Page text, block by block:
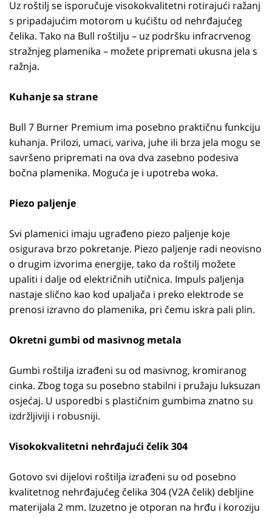
Uz roštilj se isporučuje visokokvalitetni rotirajući ražanj
s pripadajućim motorom u kućištu od nehrđajućeg
čelika. Tako na Bull roštilju – uz podršku infracrvenog
stražnjeg plamenika – možete pripremati ukusna jela s
ražnja.
Kuhanje sa strane
Bull 7 Burner Premium ima posebno praktičnu funkciju
kuhanja. Prilozi, umaci, variva, juhe ili brza jela mogu se
savršeno pripremati na ova dva zasebno podesiva
bočna plamenika. Moguća je i upotreba woka.
Piezo paljenje
Svi plamenici imaju ugrađeno piezo paljenje koje
osigurava brzo pokretanje. Piezo paljenje radi neovisno
o drugim izvorima energije, tako da roštilj možete
upaliti i dalje od električnih utičnica. Impuls paljenja
nastaje slično kao kod upaljača i preko elektrode se
prenosi izravno do plamenika, pri čemu iskra pali plin.
Okretni gumbi od masivnog metala
Gumbi roštilja izrađeni su od masivnog, kromiranog
cinka. Zbog toga su posebno stabilni i pružaju luksuzan
osjećaj. U usporedbi s plastičnim gumbima znatno su
izdržljiviji i robusniji.
Visokokvalitetni nehrđajući čelik 304
Gotovo svi dijelovi roštilja izrađeni su od posebno
kvalitetnog nehrđajućeg čelika 304 (V2A čelik) debljine
materijala 2 mm. Izuzetno je otporan na hrđu i koroziju